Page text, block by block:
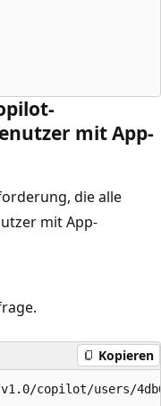
mit App-
die alle
mit App-
Kopieren